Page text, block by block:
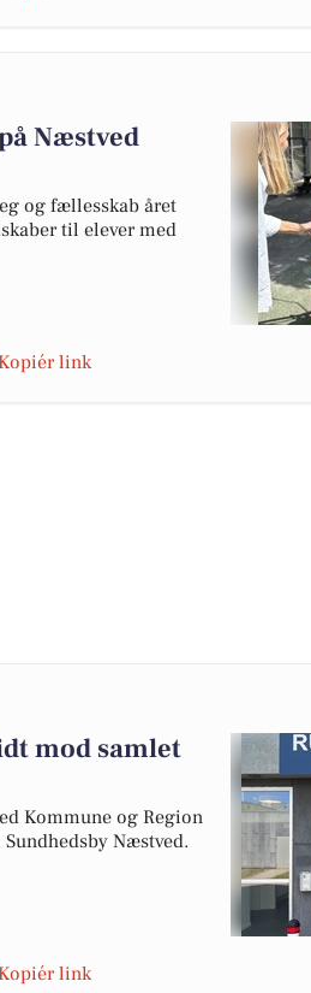
Næstved
og fællesskab året
til elever med
Kopiér link
mod samlet
Kommune og Region
Næstved.
Kopiér link